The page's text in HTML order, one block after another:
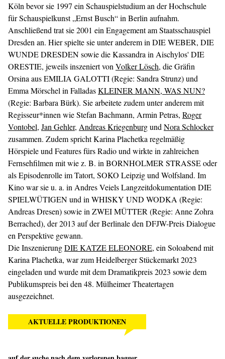
Köln bevor sie 1997 ein Schauspielstudium an der Hochschule
für Schauspielkunst „Ernst Busch“ in Berlin aufnahm.
Anschließend trat sie 2001 ein Engagement am Staatsschauspiel
Dresden an. Hier spielte sie unter anderem in DIE WEBER, DIE
WUNDE DRESDEN sowie die Kassandra in Aischylos' DIE
ORESTIE, jeweils inszeniert von Volker Lösch, die Gräfin
Orsina aus EMILIA GALOTTI (Regie: Sandra Strunz) und
Emma Mörschel in FalladasKLEINER MANN, WAS NUN?
(Regie: Barbara Bürk). Sie arbeitete zudem unter anderem mit
Regisseur*innen wie Stefan Bachmann, Armin Petras, Roger
Vontobel, Jan Gehler, Andreas Kriegenburgund Nora Schlocker
zusammen. Zudem spricht Karina Plachetka regelmäßig
Hörspiele und Features fürs Radio und wirkte in zahlreichen
Fernsehfilmen mit wie z. B. in BORNHOLMER STRASSE oder
als Episodenrolle im Tatort, SOKO Leipzig und Wolfsland. Im
Kino war sie u. a. in Andres Veiels Langzeitdokumentation DIE
SPIELWÜTIGEN und in WHISKY UND WODKA (Regie:
Andreas Dresen) sowie in ZWEI MÜTTER (Regie: Anne Zohra
Berrached), der 2013 auf der Berlinale den DFJW-Preis Dialogue
en Perspektive gewann.
Die InszenierungDIE KATZE ELEONORE, ein Soloabend mit
Karina Plachetka, war zum Heidelberger Stückemarkt 2023
eingeladen und wurde mit dem Dramatikpreis 2023 sowie dem
Publikumspreis bei den 48. Mülheimer Theatertagen
ausgezeichnet.
AKTUELLE PRODUKTIONEN